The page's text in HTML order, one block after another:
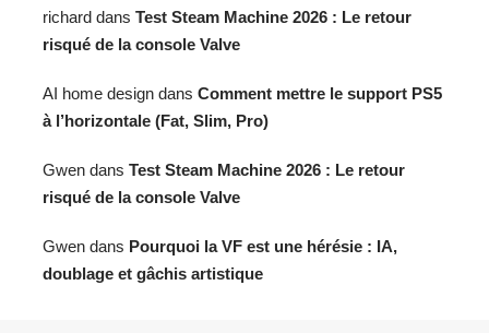
richard dans Test Steam Machine 2026 : Le retour
risqué de la console Valve
AI home design dans Comment mettre le support PS5
à l’horizontale (Fat, Slim, Pro)
Gwen dans Test Steam Machine 2026 : Le retour
risqué de la console Valve
Gwen dans Pourquoi la VF est une hérésie : IA,
doublage et gâchis artistique